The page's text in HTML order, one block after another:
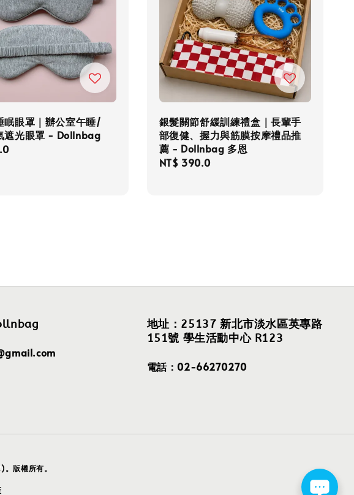
眠眼罩｜辦公室午睡/
遮光眼罩 - Dollnbag
銀髮關節舒緩訓練禮盒｜長輩手
部復健、握力與筋膜按摩禮品推
薦 - Dollnbag 多恩
Regular
NT$ 390.0
地址：25137 新北市淡水區英專路
151號 學生活動中心 R123
電話：02-66270270
版權所有。